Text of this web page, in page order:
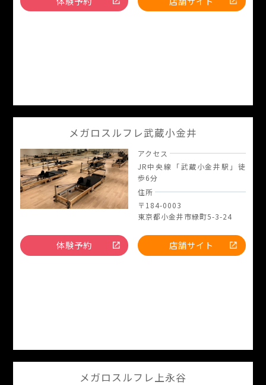
メガロスルフレ武蔵小金井
アクセス
JR中央線「武蔵小金井駅」徒
歩6分
住所
〒184-0003
東京都小金井市緑町5-3-24
体験予約 店舗サイト
メガロスルフレ上永谷